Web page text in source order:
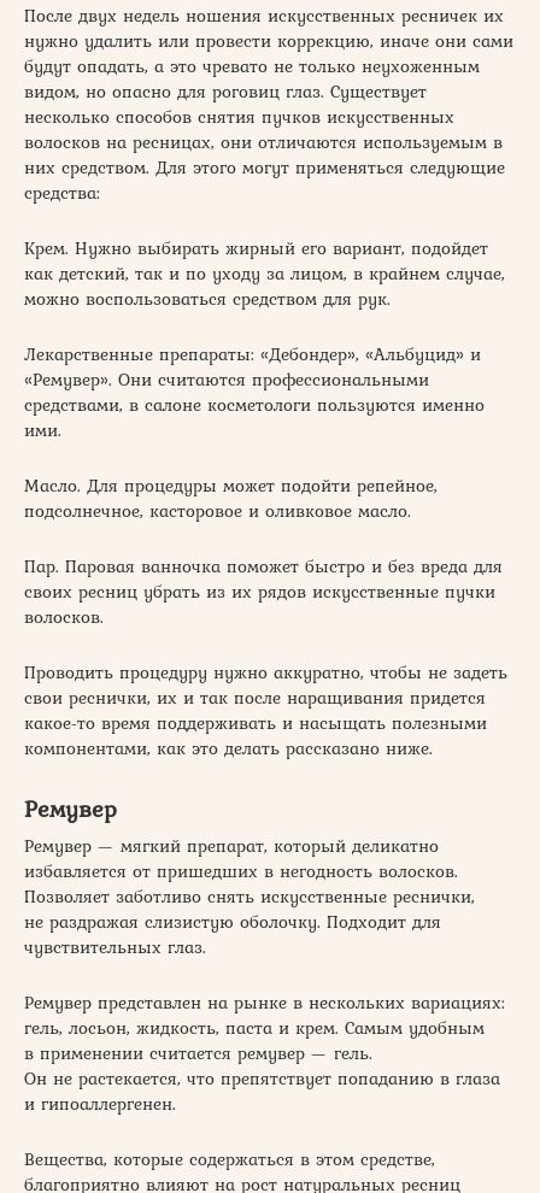
После двух недель ношения искусственных ресничек их
нужно удалить или провести коррекцию, иначе они сами
будут опадать, а это чревато не только неухоженным
видом, но опасно для роговиц глаз. Существует
несколько способов снятия пучков искусственных
волосков на ресницах, они отличаются используемым в
них средством. Для этого могут применяться следующие
средства:
Крем. Нужно выбирать жирный его вариант, подойдет
как детский, так и по уходу за лицом, в крайнем случае,
можно воспользоваться средством для рук.
Лекарственные препараты: «Дебондер», «Альбуцид» и
«Ремувер». Они считаются профессиональными
средствами, в салоне косметологи пользуются именно
ими.
Масло. Для процедуры может подойти репейное,
подсолнечное, касторовое и оливковое масло.
Пар. Паровая ванночка поможет быстро и без вреда для
своих ресниц убрать из их рядов искусственные пучки
волосков.
Проводить процедуру нужно аккуратно, чтобы не задеть
свои реснички, их и так после наращивания придется
какое-то время поддерживать и насыщать полезными
компонентами, как это делать рассказано ниже.
Ремувер
Ремувер — мягкий препарат, который деликатно
избавляется от пришедших в негодность волосков.
Позволяет заботливо снять искусственные реснички,
не раздражая слизистую оболочку. Подходит для
чувствительных глаз.
Ремувер представлен на рынке в нескольких вариациях:
гель, лосьон, жидкость, паста и крем. Самым удобным
в применении считается ремувер — гель.
Он не растекается, что препятствует попаданию в глаза
и гипоаллергенен.
Вещества, которые содержаться в этом средстве,
благоприятно влияют на рост натуральных ресниц